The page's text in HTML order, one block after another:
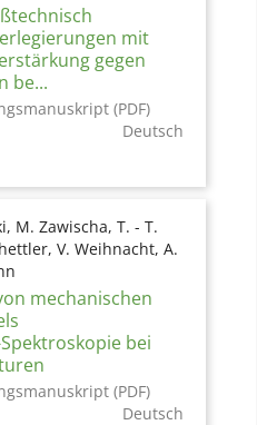
mit
gegen
be...
(PDF)
Deutsch
M. Zawischa, T. - T.
V. Weihnacht, A.
mechanischen
bei
(PDF)
Deutsch